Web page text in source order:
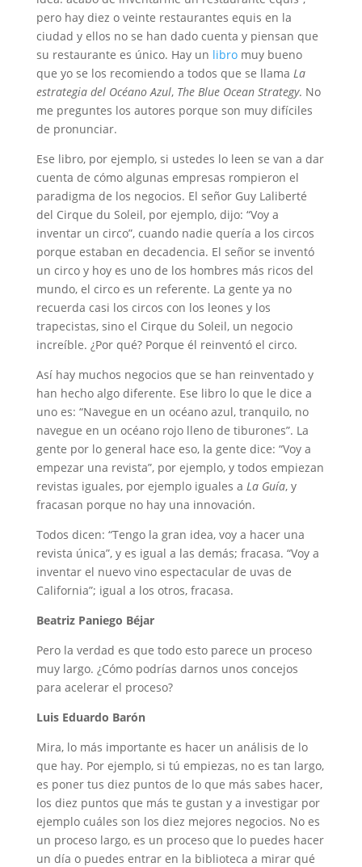
pero hay diez o veinte restaurantes equis en la
ciudad y ellos no se han dado cuenta y piensan que
su restaurante es único. Hay un libromuy bueno
que yo se los recomiendo a todos que se llama La
estrategia del Océano Azul, The Blue Ocean Strategy. No
me preguntes los autores porque son muy difíciles
de pronunciar.
Ese libro, por ejemplo, si ustedes lo leen se van a dar
cuenta de cómo algunas empresas rompieron el
paradigma de los negocios. El señor Guy Laliberté
del Cirque du Soleil, por ejemplo, dijo: “Voy a
inventar un circo”, cuando nadie quería a los circos
porque estaban en decadencia. El señor se inventó
un circo y hoy es uno de los hombres más ricos del
mundo, el circo es un referente. La gente ya no
recuerda casi los circos con los leones y los
trapecistas, sino el Cirque du Soleil, un negocio
increíble. ¿Por qué? Porque él reinventó el circo.
Así hay muchos negocios que se han reinventado y
han hecho algo diferente. Ese libro lo que le dice a
uno es: “Navegue en un océano azul, tranquilo, no
navegue en un océano rojo lleno de tiburones”. La
gente por lo general hace eso, la gente dice: “Voy a
empezar una revista”, por ejemplo, y todos empiezan
revistas iguales, por ejemplo iguales a La Guía, y
fracasan porque no hay una innovación.
Todos dicen: “Tengo la gran idea, voy a hacer una
revista única”, y es igual a las demás; fracasa. “Voy a
inventar el nuevo vino espectacular de uvas de
California”; igual a los otros, fracasa.
Beatriz Paniego Béjar
Pero la verdad es que todo esto parece un proceso
muy largo. ¿Cómo podrías darnos unos concejos
para acelerar el proceso?
Luis Eduardo Barón
Mira, lo más importante es hacer un análisis de lo
que hay. Por ejemplo, si tú empiezas, no es tan largo,
es poner tus diez puntos de lo que más sabes hacer,
los diez puntos que más te gustan y a investigar por
ejemplo cuáles son los diez mejores negocios. No es
un proceso largo, es un proceso que lo puedes hacer
un día o puedes entrar en la biblioteca a mirar qué